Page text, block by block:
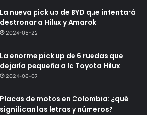
La nueva pick up de BYD que intentará
destronar a Hilux y Amarok
2024-05-22
La enorme pick up de 6 ruedas que
dejaría pequeña a la Toyota Hilux
2024-06-07
Placas de motos en Colombia: ¿qué
significan las letras y números?